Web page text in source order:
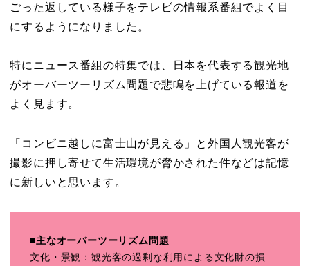
ごった返している様子をテレビの情報系番組でよく目
にするようになりました。
特にニュース番組の特集では、日本を代表する観光地
がオーバーツーリズム問題で悲鳴を上げている報道を
よく見ます。
「コンビニ越しに富士山が見える」と外国人観光客が
撮影に押し寄せて生活環境が脅かされた件などは記憶
に新しいと思います。
■主なオーバーツーリズム問題
文化・景観：観光客の過剰な利用による文化財の損